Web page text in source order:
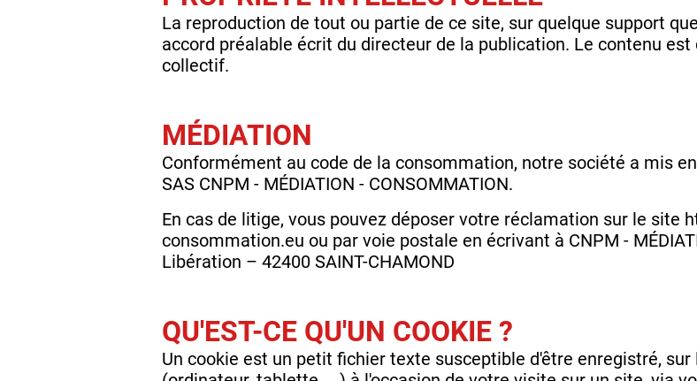
La reproduction de tout ou partie de ce site, sur quelque support
accord préalable écrit du directeur de la publication. Le contenu
collectif.
MÉDIATION
Conformément au code de la consommation, notre société a mis
SAS CNPM - MÉDIATION - CONSOMMATION.
En cas de litige, vous pouvez déposer votre réclamation sur le site
consommation.eu ou par voie postale en écrivant à CNPM -
Libération – 42400 SAINT-CHAMOND
QU'EST-CE QU'UN COOKIE ?
Un cookie est un petit fichier texte susceptible d'être enregistré,